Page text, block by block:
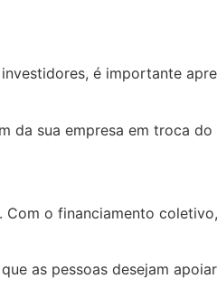
é importante
da sua empresa em troca do
o financiamento
as pessoas desejam